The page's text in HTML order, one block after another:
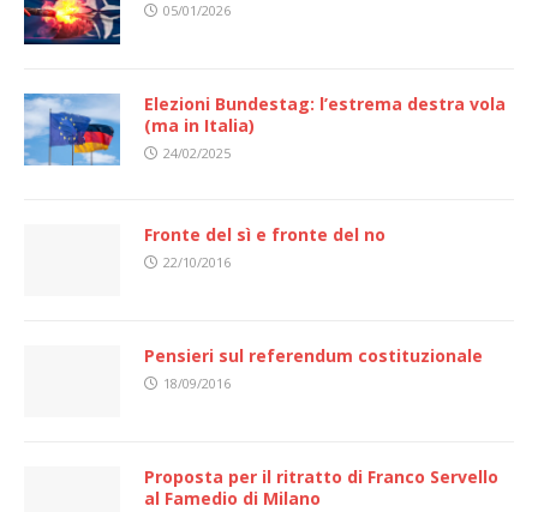
05/01/2026
Elezioni Bundestag: l’estrema destra vola
(ma in Italia)
24/02/2025
Fronte del sì e fronte del no
22/10/2016
Pensieri sul referendum costituzionale
18/09/2016
Proposta per il ritratto di Franco Servello
al Famedio di Milano